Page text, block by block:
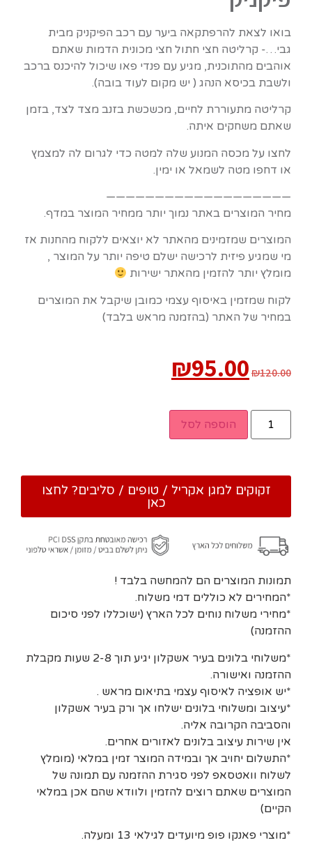
בואו לצאת להרפתקאה ביער עם רכב הפיקניק מבית
גבי…- קרליטה חצי חתול חצי מכונית הדמות שאתם
אוהבים מהתוכנית, מגיע עם פנדי פאו שיכול להיכנס ברכב
ולשבת בכיסא הנהג ( יש מקום לעוד בובה).
קרליטה מתעוררת לחיים, מכשכשת בזנב מצד לצד, בזמן
שאתם משחקים איתה.
לחצו על מכסה המנוע שלה למטה כדי לגרום לה למצמץ
או דחפו מטה לשמאל או ימין.
———————————————————
מחיר המוצרים באתר נמוך יותר ממחיר המוצר במדף.
המוצרים שמזמינים מהאתר לא יוצאים ללקוח מהחנות אז
מי שמגיע פיזית לרכישה ישלם טיפה יותר על המוצר ,
מומלץ יותר להזמין מהאתר ישירות
לקוח שמזמין באיסוף עצמי כמובן שיקבל את המוצרים
במחיר של האתר (בהזמנה מראש בלבד)
₪120.00
₪95.00
הוספה לסל
זקוקים למגן אקריל / טופים / סליבים? לחצו
כאן
תמונות המוצרים הם להמחשה בלבד !
*המחירים לא כוללים דמי משלוח.
*מחירי משלוח נוחים לכל הארץ (ישוכללו לפני סיכום
ההזמנה)
*משלוחי בלונים בעיר אשקלון יגיע תוך 2-8 שעות מקבלת
ההזמנה ואישורה.
*יש אופציה לאיסוף עצמי בתיאום מראש .
*עיצוב ומשלוחי בלונים ישלחו אך ורק בעיר אשקלון
והסביבה הקרובה אליה.
אין שירות עיצוב בלונים לאזורים אחרים.
*התשלום יחויב אך ובמידה המוצר זמין במלאי (מומלץ
לשלוח וואטסאפ לפני סגירת ההזמנה עם תמונה של
המוצרים שאתם רוצים להזמין ולוודא שהם אכן במלאי
הקיים)
*מוצרי פאנקו פופ מיועדים לגילאי 13 ומעלה.